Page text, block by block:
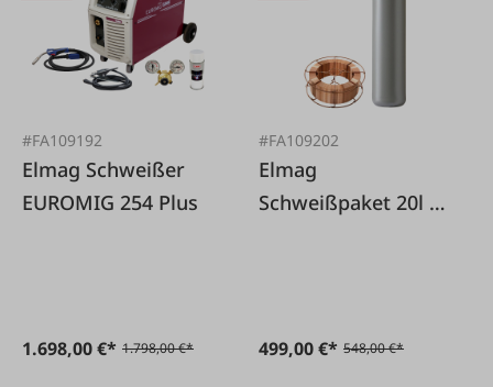
#FA109192
Elmag Schweißer
EUROMIG 254 Plus
1.698,00 €* 1.798,00 €*
#FA109202
Elmag
Schweißpaket 20l /
499,00 €* 548,00 €*